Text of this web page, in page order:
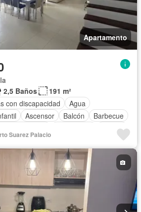
Apartamento
2,5 Baños
191 m²
con discapacidad
Agua
Ascensor Balcón
Barbecue
Piscina
Suarez Palacio